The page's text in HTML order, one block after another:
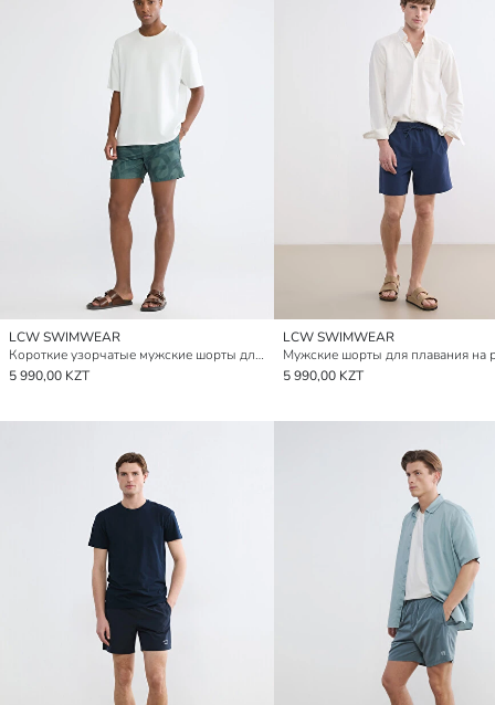
LCW SWIMWEAR
Короткие узорчатые мужские шорты для плавания
5 990,00 KZT
LCW SWIMWEAR
Мужские шорты для плавания на
5 990,00 KZT